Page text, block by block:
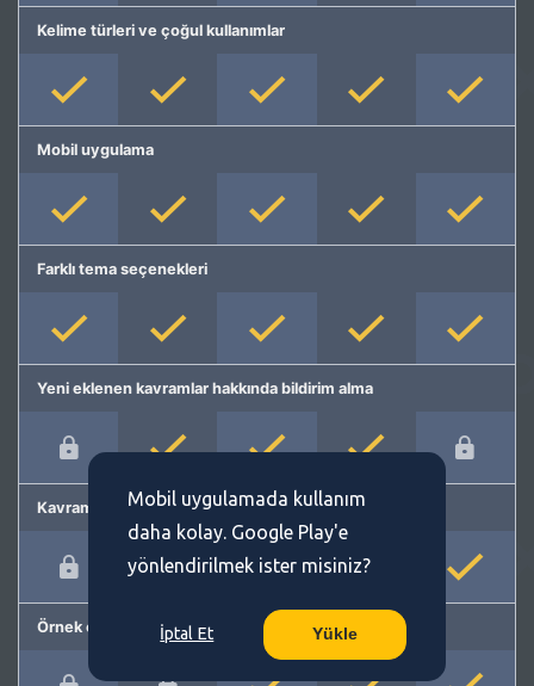
Kelime türleri ve çoğul kullanımlar
Mobil uygulama
Farklı tema seçenekleri
Yeni eklenen kavramlar hakkında bildirim alma
Kavram önerme
Örnek cümleler
Mobil uygulamada kullanım
daha kolay. Google Play'e
yönlendirilmek ister misiniz?
İptal Et Yükle